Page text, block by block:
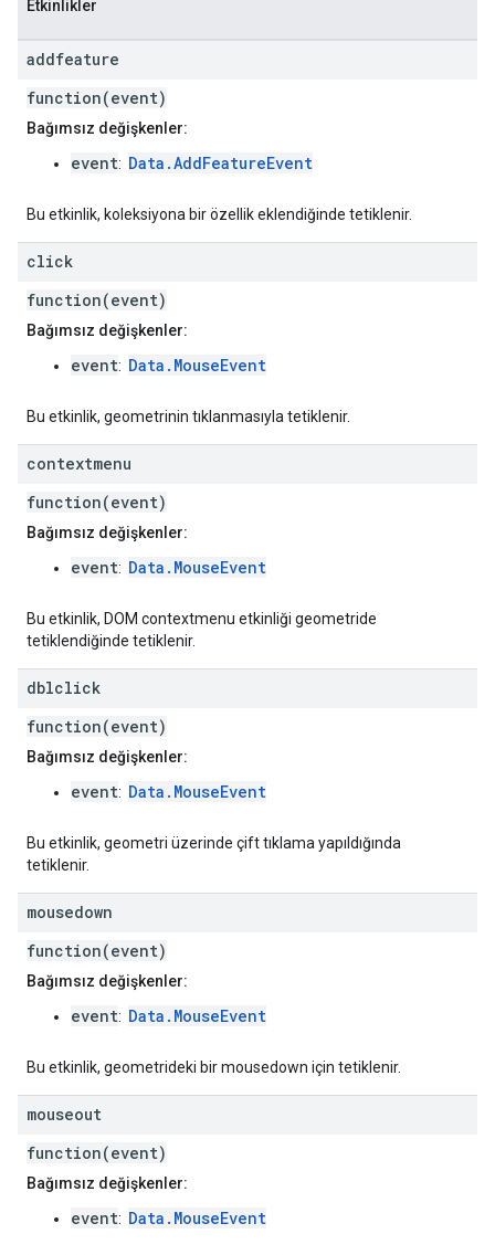
Etkinlikler
addfeature
function(event)
Bağımsız değişkenler:
event: Data.AddFeatureEvent
Bu etkinlik, koleksiyona bir özellik eklendiğinde tetiklenir.
click
function(event)
Bağımsız değişkenler:
event: Data.MouseEvent
Bu etkinlik, geometrinin tıklanmasıyla tetiklenir.
contextmenu
function(event)
Bağımsız değişkenler:
event: Data.MouseEvent
Bu etkinlik, DOM contextmenu etkinliği geometride
tetiklendiğinde tetiklenir.
dblclick
function(event)
Bağımsız değişkenler:
event: Data.MouseEvent
Bu etkinlik, geometri üzerinde çift tıklama yapıldığında
tetiklenir.
mousedown
function(event)
Bağımsız değişkenler:
event: Data.MouseEvent
Bu etkinlik, geometrideki bir mousedown için tetiklenir.
mouseout
function(event)
Bağımsız değişkenler:
event: Data.MouseEvent